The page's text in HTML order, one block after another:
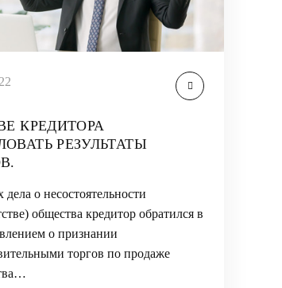
КРЕДИТОРА
РЕЗУЛЬТАТЫ
дела о несостоятельности
общества кредитор обратился в
о признании
торгов по продаже